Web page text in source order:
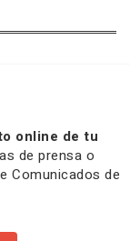
online de tu
de prensa o
Comunicados de